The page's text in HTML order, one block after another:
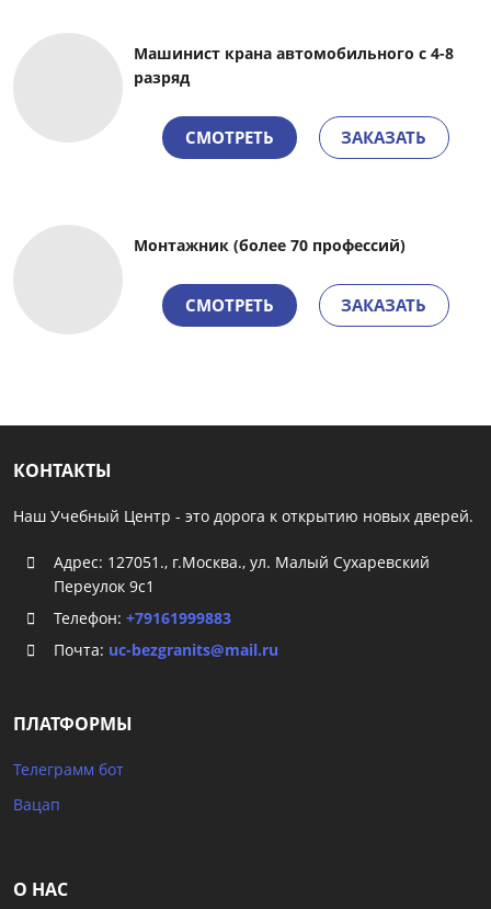
Машинист крана автомобильного с 4-8
разряд
СМОТРЕТЬ ЗАКАЗАТЬ
Монтажник (более 70 профессий)
СМОТРЕТЬ ЗАКАЗАТЬ
КОНТАКТЫ
Наш Учебный Центр - это дорога к открытию новых дверей.
Адрес: 127051., г.Москва., ул. Малый Сухаревский
Переулок 9с1
Телефон: +79161999883
Почта: uc-bezgranits@mail.ru
ПЛАТФОРМЫ
Телеграмм бот
Вацап
О НАС